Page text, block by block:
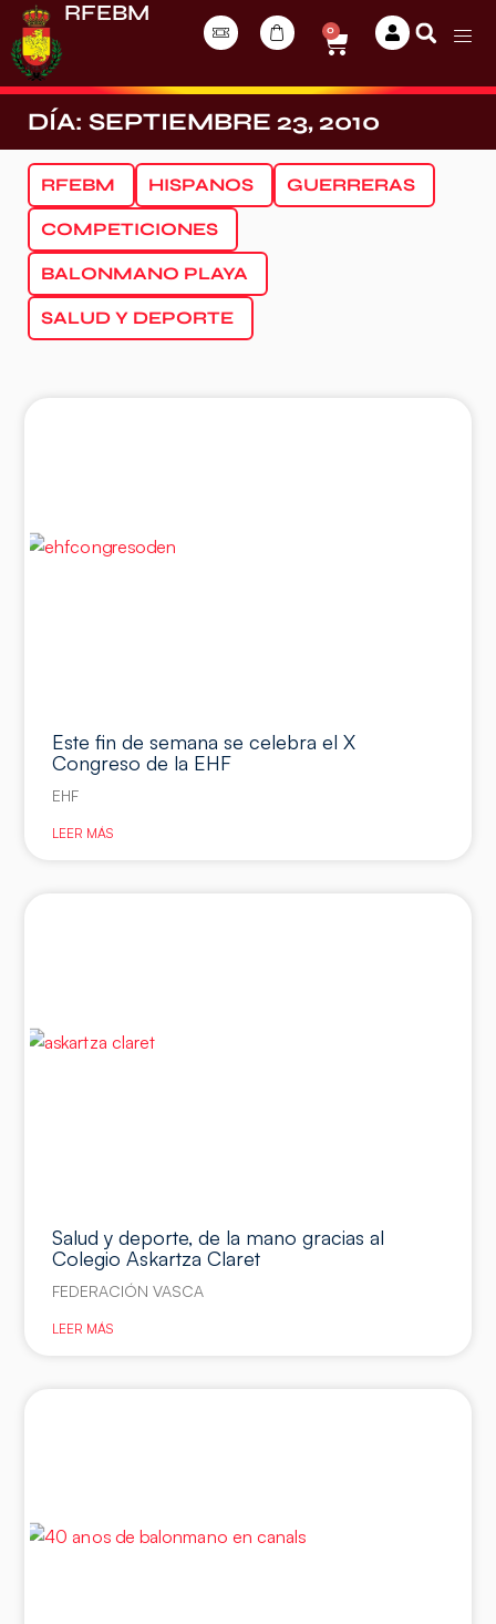
RFEBM
0
DÍA: SEPTIEMBRE 23, 2010
RFEBM HISPANOS GUERRERAS
COMPETICIONES
BALONMANO PLAYA
SALUD Y DEPORTE
Este fin de semana se celebra el X
Congreso de la EHF
EHF
LEER MÁS
Salud y deporte, de la mano gracias al
Colegio Askartza Claret
FEDERACIÓN VASCA
LEER MÁS